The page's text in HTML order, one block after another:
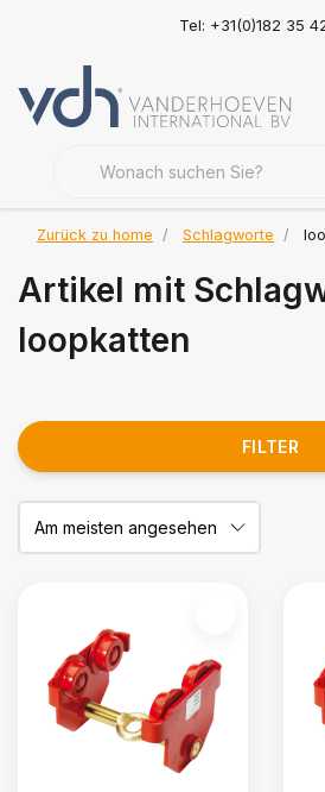
Tel: +31(0)182 35
Zurück zu home Schlagworte
Artikel mit
loopkatten
FILTER